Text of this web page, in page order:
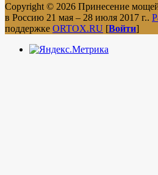
Copyright © 2026 Принесение
в Россию 21 мая – 28 июля 2017 г..
поддержке ORTOX.RU [Войти]